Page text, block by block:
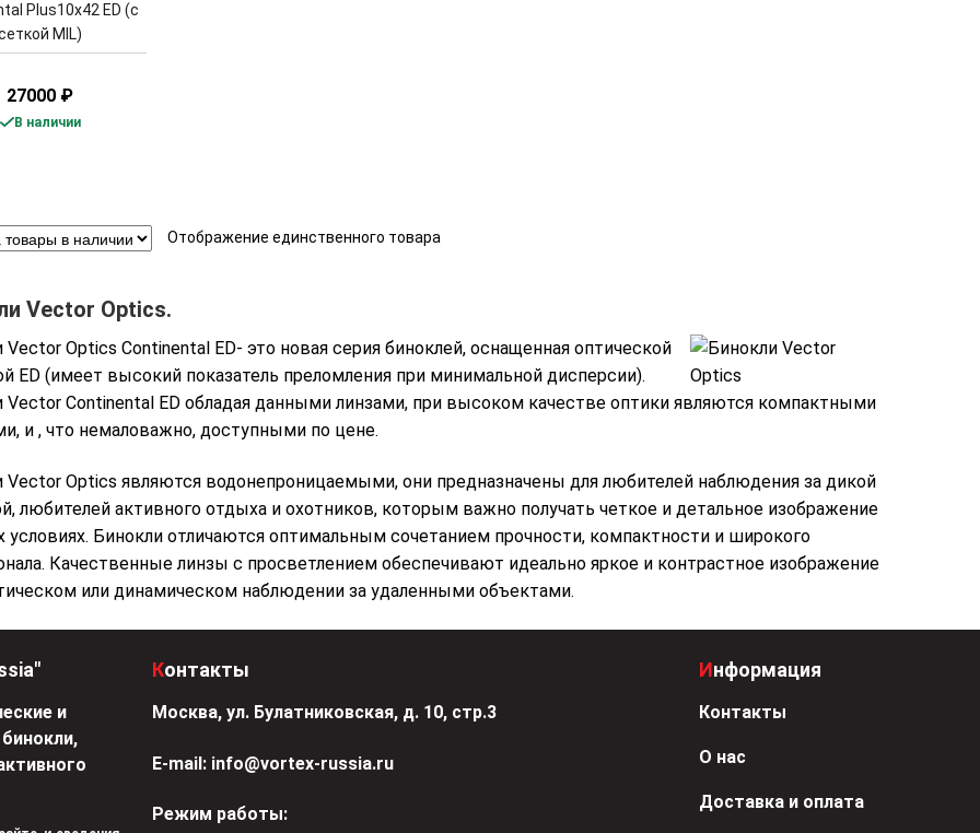
Plus10x42 ED (с
MIL)
27000 ₽
В наличии
Отображение единственного товара
Vector Optics.
Vector Optics Continental ED- это новая серия биноклей, оснащенная оптической
ED (имеет высокий показатель преломления при минимальной дисперсии).
Vector Continental ED обладая данными линзами, при высоком качестве оптики являются компактными
и , что немаловажно, доступными по цене.
Vector Optics являются водонепроницаемыми, они предназначены для любителей наблюдения за дикой
любителей активного отдыха и охотников, которым важно получать четкое и детальное изображение
Бинокли отличаются оптимальным сочетанием прочности, компактности и широкого
Качественные линзы с просветлением обеспечивают идеально яркое и контрастное изображение
или динамическом наблюдении за удаленными объектами.
и
Контакты
Москва, ул. Булатниковская, д. 10, стр.3
Е-mail: info@vortex-russia.ru
Режим работы:
Информация
Контакты
О нас
Доставка и оплата